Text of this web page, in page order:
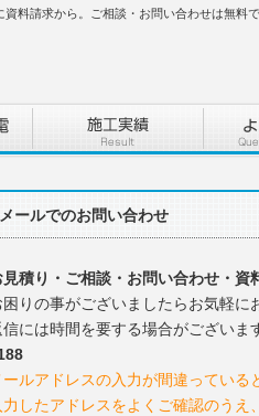
料請求から。ご相談・お問い合わせは無料で
メールでのお問い合わせ
見積り・ご相談・お問い合わせ・
困りの事がございましたらお気軽に
信には時間を要する場合がござい
ールアドレスの入力が間違っている
力したアドレスをよくご確認のうえ